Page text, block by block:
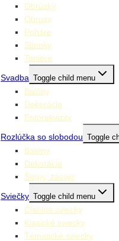
Obrúsky
Obrusy
Poháre
Slamky
Taniere
Svadba Toggle child menu
Balóny
Dekorácie
Fotorekvizity
Rozlúčka so slobodou Toggle
Balóny
Dekorácie
Šerpy, závoje
Sviečky Toggle child menu
Číselné sviecky
Klasické sviecky
Tématické sviecky